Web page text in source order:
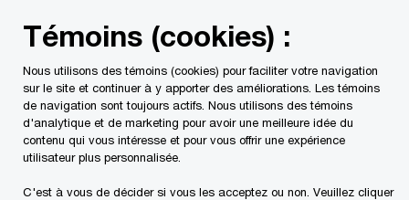
content
footer
PwC Canada Contacts r Rebecca Shaw
Témoins (cookies) :
Nous utilisons des témoins (cookies) pour faciliter votre navigation
sur le site et continuer à y apporter des améliorations. Les témoins
de navigation sont toujours actifs. Nous utilisons des témoins
d'analytique et de marketing pour avoir une meilleure idée du
contenu qui vous intéresse et pour vous offrir une expérience
utilisateur plus personnalisée.
C'est à vous de décider si vous les acceptez ou non. Veuillez cliquer